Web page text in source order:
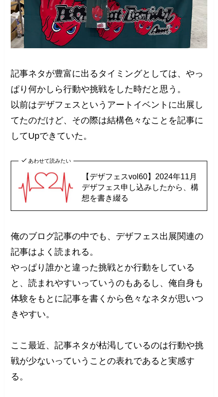
記事ネタが豊富に出るタイミングとしては、やっ
ぱり何かしら行動や挑戦をした時だと思う。
以前はデザフェスというアートイベントに出展し
てたのだけど、その際は結構色々なことを記事に
してUpできていた。
あわせて読みたい
【デザフェスvol60】2024年11月
デザフェス申し込みしたから、構
想を書き綴る
俺のブログ記事の中でも、デザフェス出展関連の
記事はよく読まれる。
やっぱり誰かと違った挑戦とか行動をしている
と、読まれやすいっていうのもあるし、俺自身も
体験をもとに記事を書くから色々なネタが思いつ
きやすい。
ここ最近、記事ネタが枯渇しているのは行動や挑
戦が少ないっていうことの表れであると実感す
る。